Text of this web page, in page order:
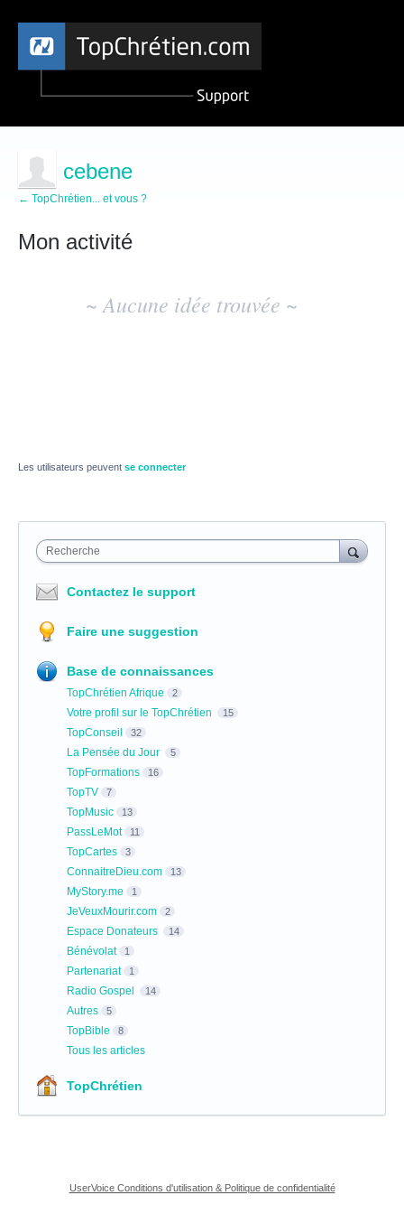
cebene
← TopChrétien... et vous ?
Mon activité
~ Aucune idée trouvée ~
Les utilisateurs peuvent se connecter
Recherche
Contactez le support
Faire une suggestion
Base de connaissances
TopChrétien Afrique 2
Votre profil sur le TopChrétien 15
TopConseil 32
La Pensée du Jour 5
TopFormations 16
TopTV 7
TopMusic 13
PassLeMot 11
TopCartes 3
ConnaitreDieu.com 13
MyStory.me 1
JeVeuxMourir.com 2
Espace Donateurs 14
Bénévolat 1
Partenariat 1
Radio Gospel 14
Autres 5
TopBible 8
Tous les articles
TopChrétien
UserVoice Conditions d'utilisation & Politique de confidentialité